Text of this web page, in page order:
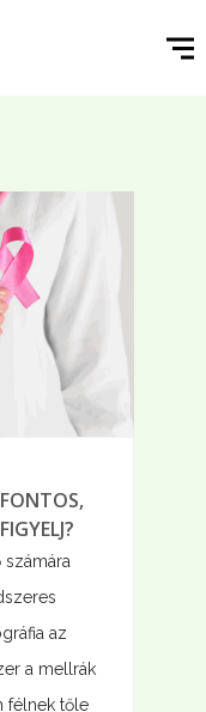
az
a mellrák
félnek tőle